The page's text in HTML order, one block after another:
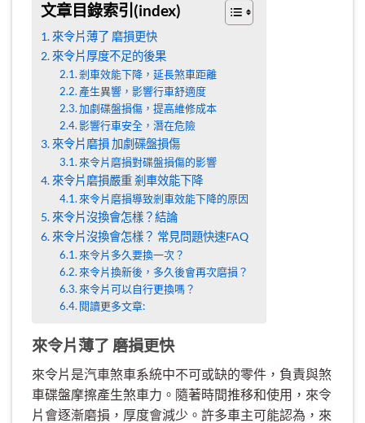
文章目錄索引(index)
來令片薄了 磨損更快
來令片厚度不足的後果
剎車效能下降，延長煞車距離
產生異響，影響行車舒適度
加劇碟盤損傷，提高維修成本
影響行車安全，潛在危險
來令片磨損 加劇碟盤損傷
來令片磨損對碟盤損傷的影響
來令片磨損嚴重 剎車效能下降
來令片磨損導致剎車效能下降的原因
來令片沒換會怎樣？結論
來令片沒換會怎樣？ 常見問題快速FAQ
來令片多久要換一次？
來令片換新後，多久後會再次磨損？
來令片可以自行更換嗎？
閱讀更多文章:
來令片薄了 磨損更快
來令片是汽車煞車系統中不可或缺的零件，負責與煞
車碟盤摩擦產生煞車力。隨著時間推移和使用，來令
片會逐漸磨損，厚度會減少。許多車主可能認為，來